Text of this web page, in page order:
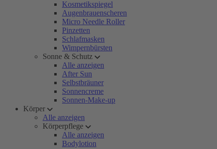
Kosmetikspiegel
Augenbrauenscheren
Micro Needle Roller
Pinzetten
Schlafmasken
Wimpernbürsten
Sonne & Schutz
Alle anzeigen
After Sun
Selbstbräuner
Sonnencreme
Sonnen-Make-up
Körper
Alle anzeigen
Körperpflege
Alle anzeigen
Bodylotion